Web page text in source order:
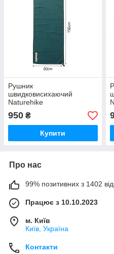
Рушник
швидковисихаючий
Naturehike
CNK2300SS010, 156*80,
темно-зелений
950 ₴
Купити
Про нас
99% позитивних з 1402
Працює з 10.10.2023
м. Київ
Київ, Україна
Контакти